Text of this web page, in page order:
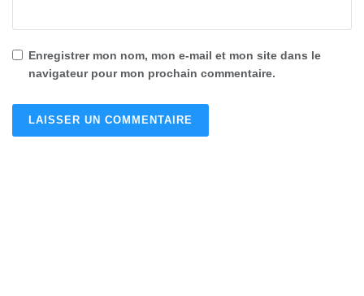
Enregistrer mon nom, mon e-mail et mon site dans le
navigateur pour mon prochain commentaire.